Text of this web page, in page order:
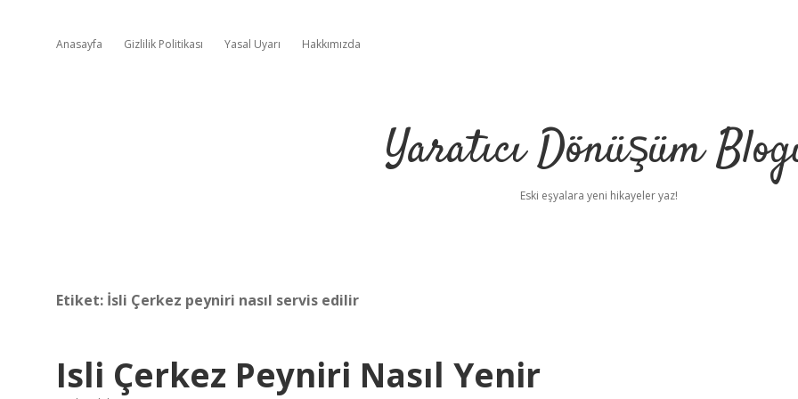
Anasayfa Gizlilik Politikası Yasal Uyarı Hakkımızda
Yaratıcı Dönüşüm
Eski eşyalara yeni hikayeler yaz!
Etiket: İsli Çerkez peyniri nasıl servis edilir
Isli Çerkez Peyniri Nasıl Yenir